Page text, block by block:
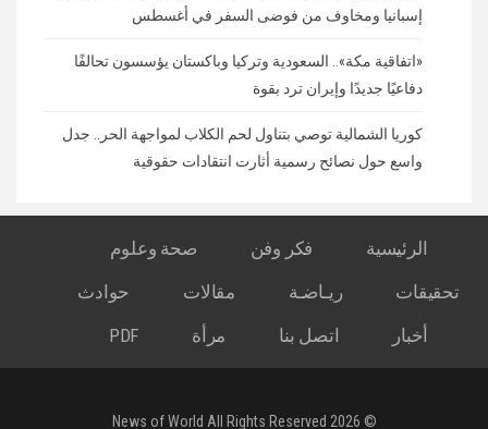
إسبانيا ومخاوف من فوضى السفر في أغسطس
«اتفاقية مكة».. السعودية وتركيا وباكستان يؤسسون تحالفًا
دفاعيًا جديدًا وإيران ترد بقوة
كوريا الشمالية توصي بتناول لحم الكلاب لمواجهة الحر.. جدل
واسع حول نصائح رسمية أثارت انتقادات حقوقية
الرئيسية فكر وفن
صحة وعلوم
تحقيقات
ريـاضـة مقالات
حوادث
أخبار
اتصل بنا مرأة PDF
© 2026 News of World All Rights Reserved